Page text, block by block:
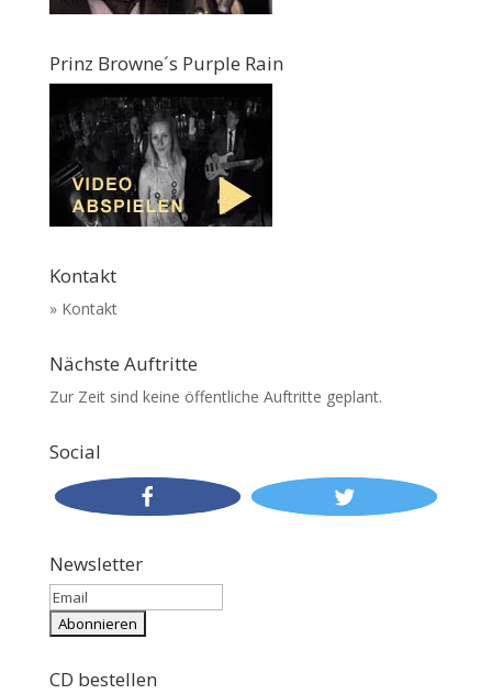
Prinz Browne´s Purple Rain
Kontakt
» Kontakt
Nächste Auftritte
Zur Zeit sind keine öffentliche Auftritte geplant.
Social
Newsletter
CD bestellen